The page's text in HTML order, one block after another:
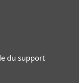
du support